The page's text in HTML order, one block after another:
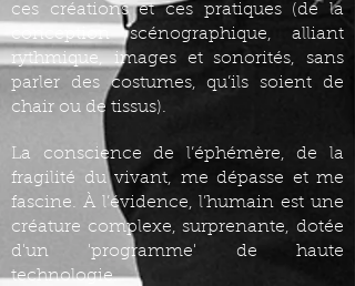
ces créations et ces pratiques (de la
conception scénographique, alliant
rythmique, images et sonorités, sans
parler des costumes, qu’ils soient de
chair ou de tissus).
La conscience de l’éphémère, de la
fragilité du vivant, me dépasse et me
fascine. À l’évidence, l’humain est une
créature complexe, surprenante, dotée
d'un 'programme' de haute
technologie.